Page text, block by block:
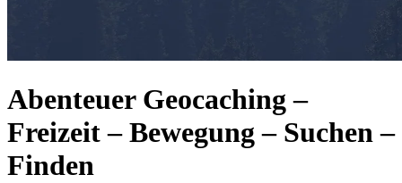
Abenteuer Geocaching –
Freizeit – Bewegung – Suchen –
Finden